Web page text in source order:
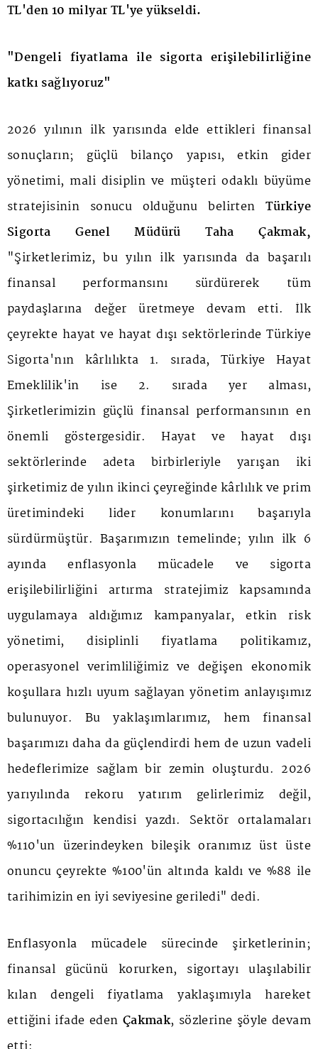
TL'den 10 milyar TL'ye yükseldi.
"Dengeli fiyatlama ile sigorta erişilebilirliğine
katkı sağlıyoruz"
2026 yılının ilk yarısında elde ettikleri finansal
sonuçların; güçlü bilanço yapısı, etkin gider
yönetimi, mali disiplin ve müşteri odaklı büyüme
stratejisinin sonucu olduğunu belirtenTürkiye
Sigorta Genel Müdürü Taha Çakmak,
"Şirketlerimiz, bu yılın ilk yarısında da başarılı
finansal performansını sürdürerek tüm
paydaşlarına değer üretmeye devam etti. İlk
çeyrekte hayat ve hayat dışı sektörlerinde Türkiye
Sigorta'nın kârlılıkta 1. sırada, Türkiye Hayat
Emeklilik'in ise 2. sırada yer alması,
Şirketlerimizin güçlü finansal performansının en
önemli göstergesidir. Hayat ve hayat dışı
sektörlerinde adeta birbirleriyle yarışan iki
şirketimiz de yılın ikinci çeyreğinde kârlılık ve prim
üretimindeki lider konumlarını başarıyla
sürdürmüştür. Başarımızın temelinde; yılın ilk 6
ayında enflasyonla mücadele ve sigorta
erişilebilirliğini artırma stratejimiz kapsamında
uygulamaya aldığımız kampanyalar, etkin risk
yönetimi, disiplinli fiyatlama politikamız,
operasyonel verimliliğimiz ve değişen ekonomik
koşullara hızlı uyum sağlayan yönetim anlayışımız
bulunuyor. Bu yaklaşımlarımız, hem finansal
başarımızı daha da güçlendirdi hem de uzun vadeli
hedeflerimize sağlam bir zemin oluşturdu. 2026
yarıyılında rekoru yatırım gelirlerimiz değil,
sigortacılığın kendisi yazdı. Sektör ortalamaları
%110'un üzerindeyken bileşik oranımız üst üste
onuncu çeyrekte %100'ün altında kaldı ve %88 ile
tarihimizin en iyi seviyesine geriledi" dedi.
Enflasyonla mücadele sürecinde şirketlerinin;
finansal gücünü korurken, sigortayı ulaşılabilir
kılan dengeli fiyatlama yaklaşımıyla hareket
ettiğini ifade eden Çakmak, sözlerine şöyle devam